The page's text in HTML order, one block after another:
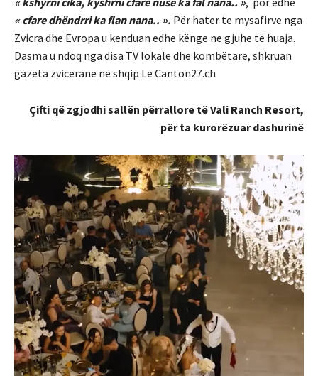
« cfare dhëndrri ka flan nana.. ». Për hater te mysafirve nga
Zvicra dhe Evropa u kenduan edhe kënge ne gjuhe të huaja.
Dasma u ndoq nga disa TV lokale dhe kombëtare, shkruan
gazeta zvicerane ne shqip Le Canton27.ch
Çifti që zgjodhi sallën përrallore të Vali Ranch Resort,
për ta kurorëzuar dashurinë